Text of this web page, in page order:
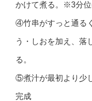
かけて煮る。※3分
④竹串がすっと通る
う・しおを加え、落
る。
⑤煮汁が最初より少
完成